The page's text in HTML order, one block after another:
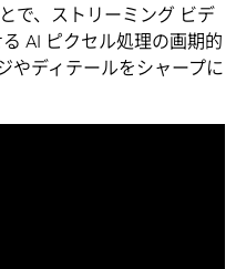
で、ストリーミング ビデ
AI ピクセル処理の画期的
やディテールをシャープに